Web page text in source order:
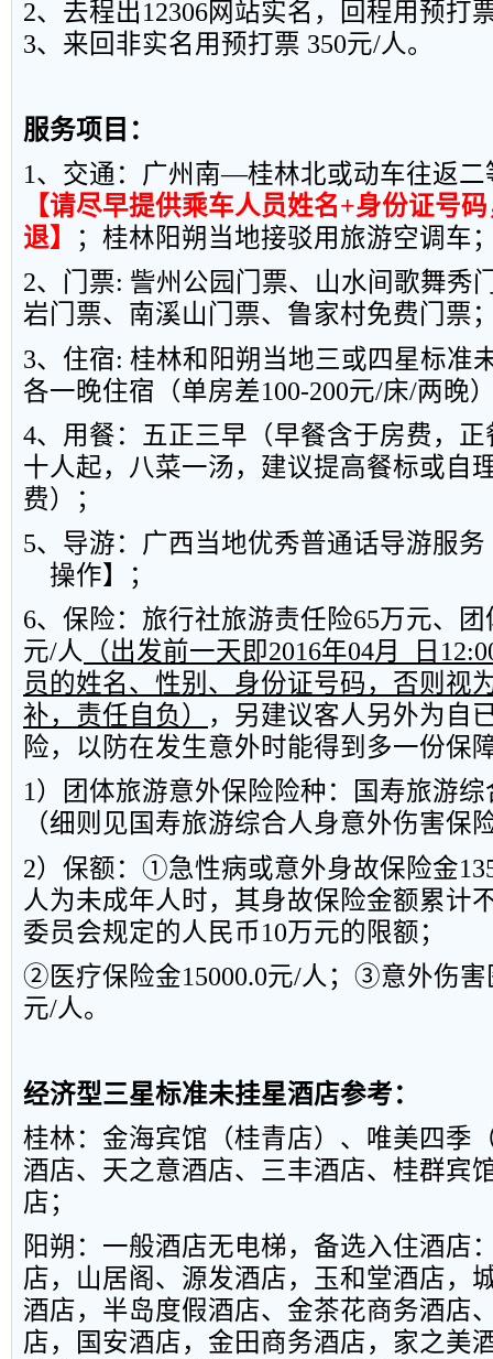
2、去程出12306网站实名，回程用预打
3、来回非实名用预打票 350元/人。
服务项目：
1、交通：广州南—桂林北或动车往返二
【请尽早提供乘车人员姓名+身份证号
退】
；桂林阳朔当地接驳用旅游空调车
2、门票: 訾州公园门票、山水间歌舞秀
岩门票、南溪山门票、鲁家村免费门票
3、住宿: 桂林和阳朔当地三或四星标准
各一晚住宿（单房差100-200元/床/两晚
4、用餐：五正三早（早餐含于房费，
十人起，八菜一汤，建议提高餐标或自
费）；
5、导游：广西当地优秀普通话导游服
操作】；
6、保险：旅行社旅游责任险65万元、
元/人 （出发前一天即2016年04月 日
员的姓名、性别、身份证号码，否则视
补，责任自负）
，另建议客人另外为自
险，以防在发生意外时能得到多一份保
1）团体旅游意外保险险种：国寿旅游
（细则见国寿旅游综合人身意外伤害保
2）保额：①急性病或意外身故保险金
人为未成年人时，其身故保险金额累计
委员会规定的人民币10万元的限额；
②医疗保险金15000.0元/人；③意外伤害
元/人。
经济型三星标准未挂星酒店参考：
桂林：金海宾馆（桂青店）、唯美四季
酒店、天之意酒店、三丰酒店、桂群宾
店；
阳朔：一般酒店无电梯，备选入住酒店
店，山居阁、源发酒店，玉和堂酒店，
酒店，半岛度假酒店、金茶花商务酒店
店，国安酒店，金田商务酒店，家之美